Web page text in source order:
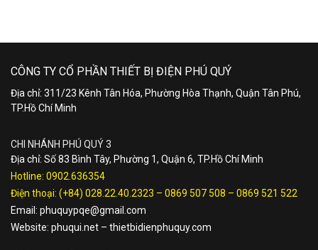
CÔNG TY CỔ PHẦN THIẾT BỊ ĐIỆN PHÚ QUÝ
Địa chỉ: 311/23 Kênh Tân Hóa, Phường Hòa Thạnh, Quận Tân Phú,
TP.Hồ Chí Minh
CHI NHÁNH PHÚ QUÝ 3
Địa chỉ: Số 83 Bình Tây, Phường 1, Quận 6, TP.Hồ Chí Minh
Hotline: 0902.636354
Điện thoại: (+84) 028.22.40.2323 – 0869 507 508 – 0869 521 522
Email: phuquypqe@gmail.com
Website: phuqui.net – thietbidienphuquy.com